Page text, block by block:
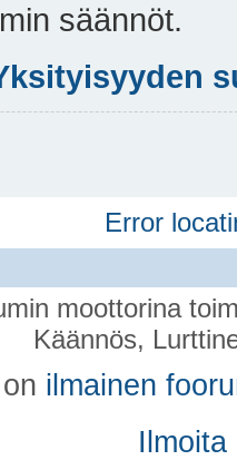
säännöt.
Error
moottorina
Käännös,
ilmainen